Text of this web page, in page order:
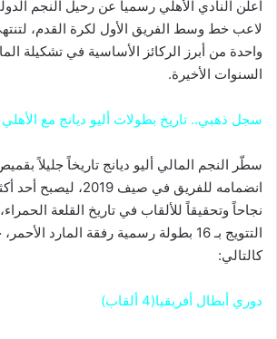
أعلن النادي الأهلي رسمياً عن رحيل النجم
لاعب خط وسط الفريق الأول لكرة القدم،
واحدة من أبرز الركائز الأساسية في تشكيلة
السنوات الأخيرة.
سجل ذهبي.. تاريخ بطولات أليو ديانج مع الأهلي
سطّر النجم المالي أليو ديانج تاريخاً جليلاً
انضمامه للفريق في صيف
نجاحاً وتحقيقاً للألقاب في تاريخ القلعة
التتويج بـ 16 بطولة رسمية رفقة المارد
كالتالي:
دوري أبطال أفريقيا(4 ألقاب)